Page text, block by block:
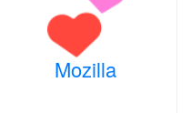
Mozilla